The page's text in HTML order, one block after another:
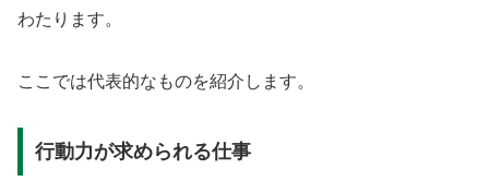
わたります。
ここでは代表的なものを紹介します。
行動力が求められる仕事